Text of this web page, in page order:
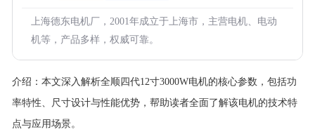
上海德东电机厂，2001年成立于上海市，主营电机、电动
机等，产品多样，权威可靠。
介绍： 本文深入解析全顺四代12寸3000W电机的核心参数，包括功
率特性、尺寸设计与性能优势，帮助读者全面了解该电机的技术特
点与应用场景。